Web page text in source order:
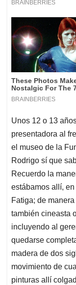
Unos 12 o 13
presentadora al
el museo de la
Rodrigo sí que
Recuerdo la
estábamos allí,
Fatiga; de
también cineasta
incluyendo al
quedarse
madera de dos
movimiento de
pinturas allí